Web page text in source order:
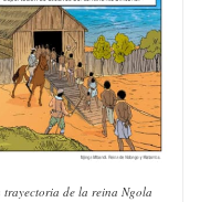
de la reina Ngola